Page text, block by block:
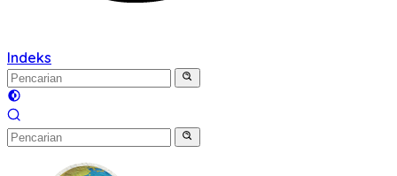
Indeks